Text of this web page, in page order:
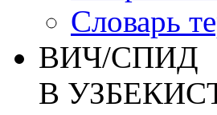
Словарь
ВИЧ/СПИД
В